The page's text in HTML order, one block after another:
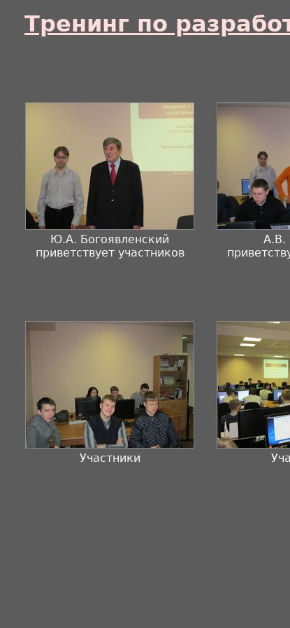
Тренинг по
Ю.А. Богоявленский
приветствует участников
А.В.
Участники